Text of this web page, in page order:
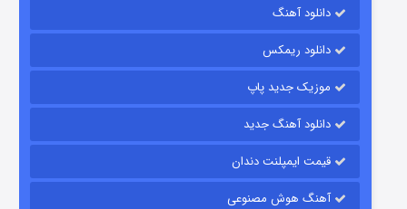
رویایی برای تو
قسمت
دانلود آهنگ
دانلود ریمکس
موزیک جدید پاپ
دانلود آهنگ جدید
قیمت ایمپلنت دندان
آهنگ هوش مصنوعی